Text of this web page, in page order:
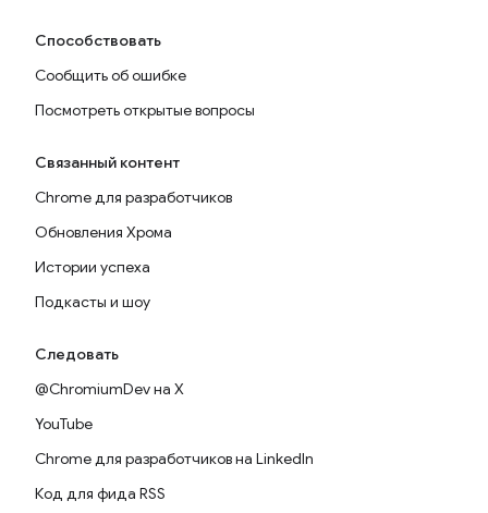
Способствовать
Сообщить об ошибке
Посмотреть открытые вопросы
Связанный контент
Chrome для разработчиков
Обновления Хрома
Истории успеха
Подкасты и шоу
Следовать
@ChromiumDev на X
YouTube
Chrome для разработчиков на LinkedIn
Код для фида RSS